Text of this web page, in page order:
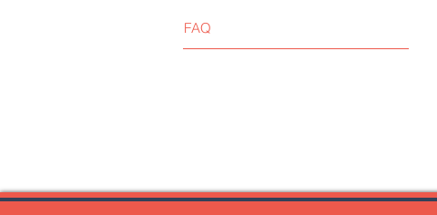
FAQ